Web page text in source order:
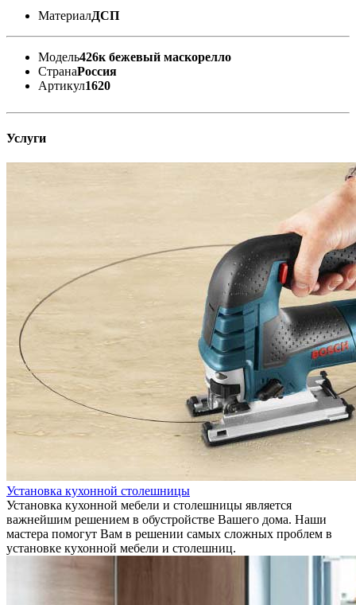
МатериалДСП
Модель426к бежевый маскорелло
СтранаРоссия
Артикул1620
Услуги
Установка кухонной столешницы
Установка кухонной мебели и столешницы является
важнейшим решением в обустройстве Вашего дома. Наши
мастера помогут Вам в решении самых сложных проблем в
установке кухонной мебели и столешниц.